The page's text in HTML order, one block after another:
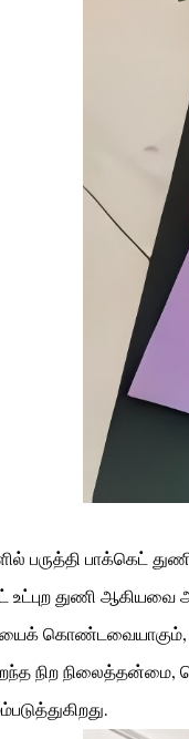
பருத்தி பாக்கெட்
துணி ஆகியவை
கொண்டவையாகும்,
நிற